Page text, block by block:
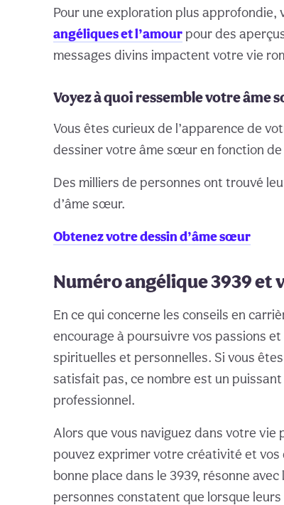
Pour une exploration plus approfondie,
angéliques et l’amour pour des
messages divins impactent votre vie
Voyez à quoi ressemble votre âme
Vous êtes curieux de l’apparence de
dessiner votre âme sœur en fonction
Des milliers de personnes ont trouvé
d’âme sœur.
Obtenez votre dessin d’âme sœur
Numéro angélique 3939 et
En ce qui concerne les conseils en
encourage à poursuivre vos passions
spirituelles et personnelles. Si vous
satisfait pas, ce nombre est un
professionnel.
Alors que vous naviguez dans votre
pouvez exprimer votre créativité et vos
bonne place dans le 3939, résonne
personnes constatent que lorsque